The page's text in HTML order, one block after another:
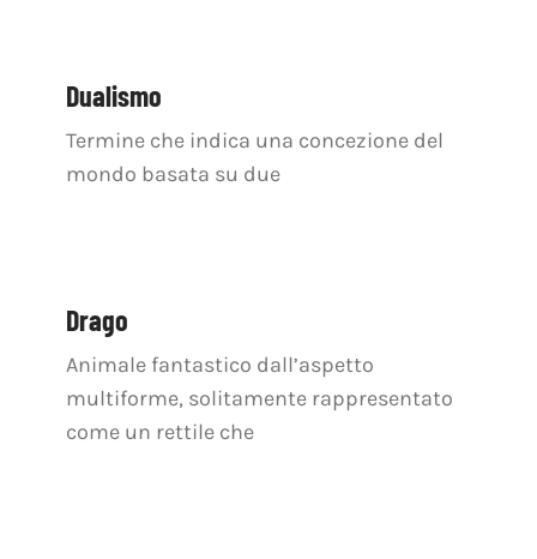
Dualismo
Termine che indica una concezione del
mondo basata su due
Drago
Animale fantastico dall’aspetto
multiforme, solitamente rappresentato
come un rettile che